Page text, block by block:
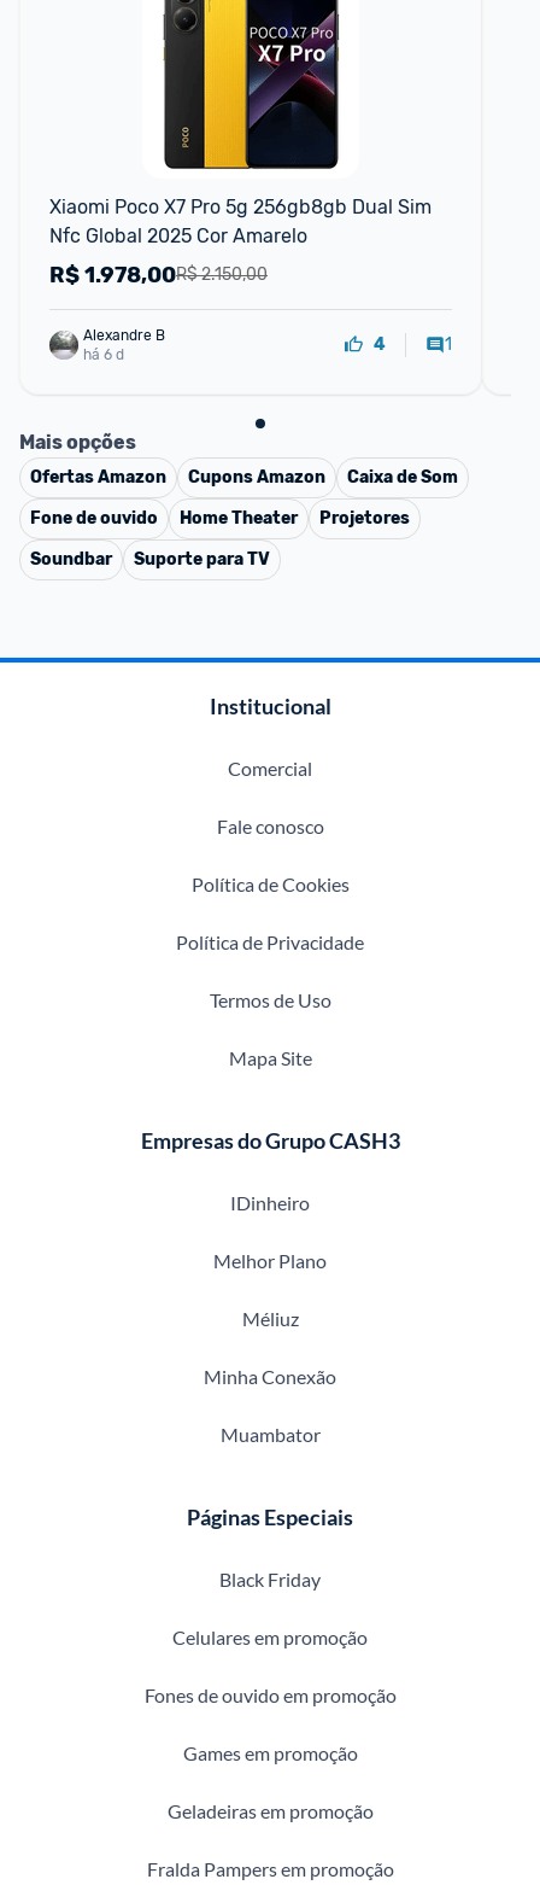
Xiaomi Poco X7 Pro 5g 256gb8gb Dual Sim
Nfc Global 2025 Cor Amarelo
R$ 2.150,00
R$1.978,00
Alexandre B
há 6 d
4 1
Mais opções
OfertasAmazon CuponsAmazon
Caixa de Som
Fone de ouvido
Home Theater
Projetores
Soundbar
Suporte para TV
Institucional
Comercial
Fale conosco
Política de Cookies
Política de Privacidade
Termos de Uso
Mapa Site
Empresas do Grupo CASH3
IDinheiro
Melhor Plano
Méliuz
Minha Conexão
Muambator
Páginas Especiais
Black Friday
Celulares em promoção
Fones de ouvido em promoção
Games em promoção
Geladeiras em promoção
Fralda Pampers em promoção